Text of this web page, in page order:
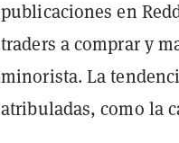
publicaciones en
traders a comprar y
minorista. La
atribuladas, como la